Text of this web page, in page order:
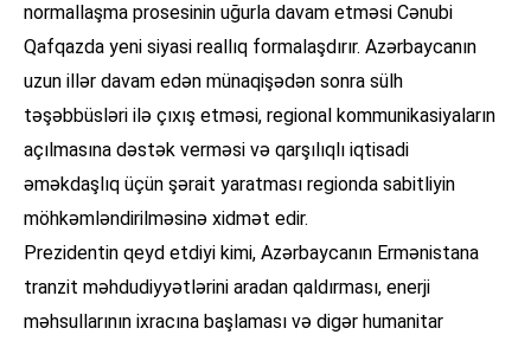
normallaşma prosesinin uğurla davam etməsi Cənubi
Qafqazda yeni siyasi reallıq formalaşdırır. Azərbaycanın
uzun illər davam edən münaqişədən sonra sülh
təşəbbüsləri ilə çıxış etməsi, regional kommunikasiyaların
açılmasına dəstək verməsi və qarşılıqlı iqtisadi
əməkdaşlıq üçün şərait yaratması regionda sabitliyin
möhkəmləndirilməsinə xidmət edir.
Prezidentin qeyd etdiyi kimi, Azərbaycanın Ermənistana
tranzit məhdudiyyətlərini aradan qaldırması, enerji
məhsullarının ixracına başlaması və digər humanitar